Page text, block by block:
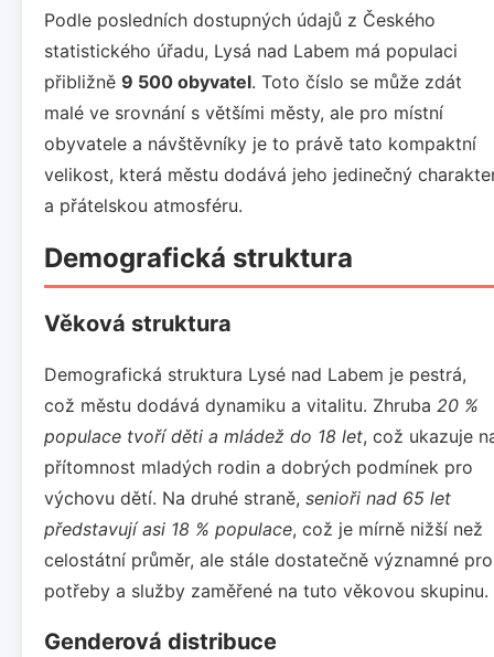
Podle posledních dostupných údajů z Českého
statistického úřadu, Lysá nad Labem má populaci
přibližně 9 500 obyvatel. Toto číslo se může zdát
malé ve srovnání s většími městy, ale pro místní
obyvatele a návštěvníky je to právě tato kompaktní
velikost, která městu dodává jeho jedinečný
a přátelskou atmosféru.
Demografická struktura
Věková struktura
Demografická struktura Lysé nad Labem je pestrá,
což městu dodává dynamiku a vitalitu. Zhruba 20 %
populace tvoří děti a mládež do 18 let, což ukazuje
přítomnost mladých rodin a dobrých podmínek pro
výchovu dětí. Na druhé straně, senioři nad 65 let
představují asi 18 % populace, což je mírně nižší než
celostátní průměr, ale stále dostatečně významné pro
potřeby a služby zaměřené na tuto věkovou skupinu.
Genderová distribuce